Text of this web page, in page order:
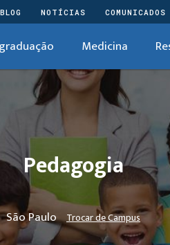
BLOG NOTÍCIAS COMUNICADOS
Medicina
Pedagogia
São Paulo Trocar de Campus